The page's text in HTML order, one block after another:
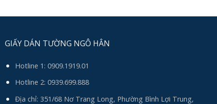
GIẤY DÁN TƯỜNG NGÔ HÂN
Hotline 1: 0909.1919.01
Hotline 2: 0939.699.888
Địa chỉ: 351/68 Nơ Trang Long, Phường Bình Lợi Trung,